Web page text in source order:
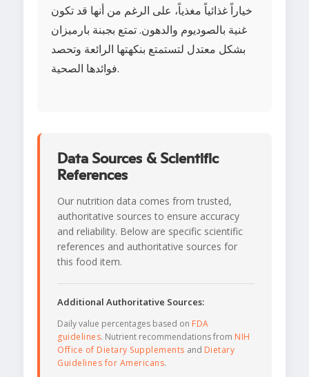
خياراً غذائياً مغذياً، على الرغم من أنها قد تكون
غنية بالصوديوم والدهون. تمتع بجبنة بارميزان
بشكل معتدل لتستمتع بنكهتها الرائعة وتحصد
فوائدها الصحية.
Data Sources & Scientific
References
Our nutrition data comes from trusted,
authoritative sources to ensure accuracy
and reliability. Below are specific scientific
references and authoritative sources for
this food item.
Additional Authoritative Sources:
Daily value percentages based on FDA
guidelines. Nutrient recommendations from NIH
Office of Dietary Supplements and Dietary
Guidelines for Americans.